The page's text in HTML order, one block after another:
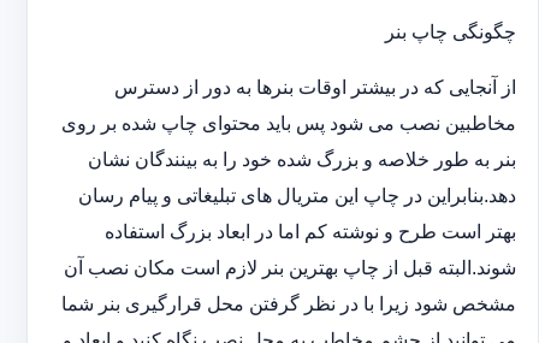
چگونگی چاپ بنر
از آنجایی که در بیشتر اوقات بنرها به دور از دسترس
مخاطبین نصب می شود پس باید محتوای چاپ شده بر روی
بنر به طور خلاصه و بزرگ شده خود را به بینندگان نشان
دهد.بنابراین در چاپ این متریال های تبلیغاتی و پیام رسان
بهتر است طرح و نوشته کم اما در ابعاد بزرگ استفاده
شوند.البته قبل از چاپ بهترین بنر لازم است مکان نصب آن
مشخص شود زیرا با در نظر گرفتن محل قرارگیری بنر شما